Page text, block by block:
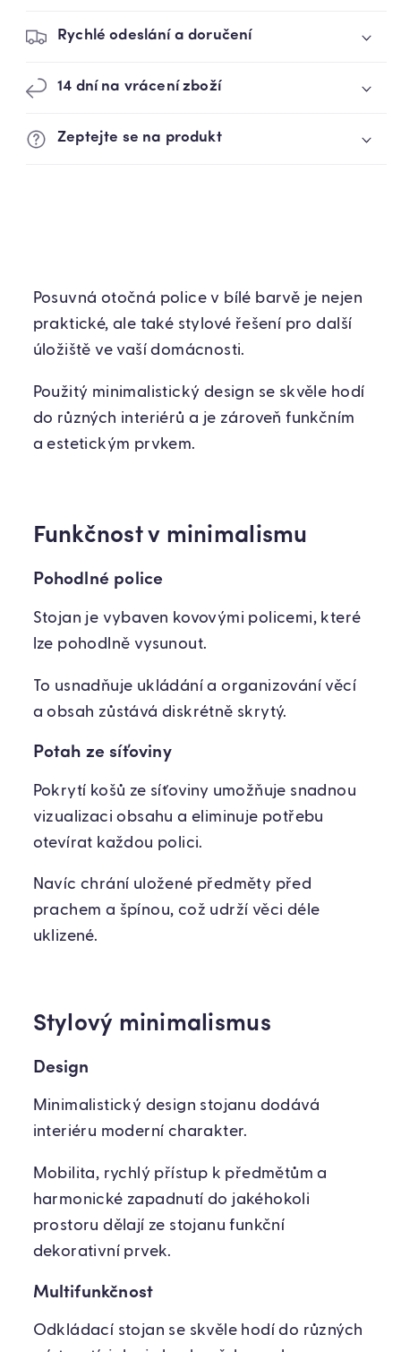
Rychlé odeslání a doručení
14 dní na vrácení zboží
Zeptejte se na produkt
Posuvná otočná police v bílé barvě je nejen
praktické, ale také stylové řešení pro další
úložiště ve vaší domácnosti.
Použitý minimalistický design se skvěle hodí
do různých interiérů a je zároveň funkčním
a estetickým prvkem.
Funkčnost v minimalismu
Pohodlné police
Stojan je vybaven kovovými policemi, které
lze pohodlně vysunout.
To usnadňuje ukládání a organizování věcí
a obsah zůstává diskrétně skrytý.
Potah ze síťoviny
Pokrytí košů ze síťoviny umožňuje snadnou
vizualizaci obsahu a eliminuje potřebu
otevírat každou polici.
Navíc chrání uložené předměty před
prachem a špínou, což udrží věci déle
uklizené.
Stylový minimalismus
Design
Minimalistický design stojanu dodává
interiéru moderní charakter.
Mobilita, rychlý přístup k předmětům a
harmonické zapadnutí do jakéhokoli
prostoru dělají ze stojanu funkční
dekorativní prvek.
Multifunkčnost
Odkládací stojan se skvěle hodí do různých